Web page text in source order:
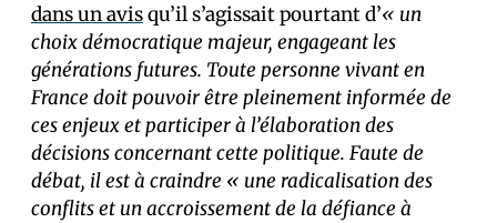
dans un avisqu’il s’agissait pourtant d’« un
choix démocratique majeur, engageant les
générations futures. Toute personne vivant en
France doit pouvoir être pleinement informée de
ces enjeux et participer à l’élaboration des
décisions concernant cette politique. Faute de
débat, il est à craindre « une radicalisation des
conflits et un accroissement de la défiance à